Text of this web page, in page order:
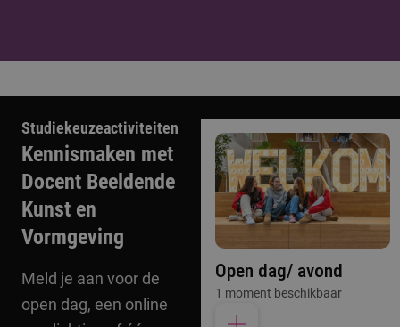
Studiekeuzeactiviteiten
Kennismaken met
Docent Beeldende
Kunst en
Vormgeving
Meld je aan voor de
open dag, een online
Open dag/ avond
1 moment beschikbaar